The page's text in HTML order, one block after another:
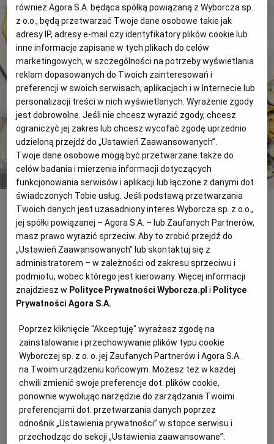
WAŁBRZYCH
WARSZAWA
WROCŁAW
ZAKOPANE
ZIELONA GÓRA
Fot. UliU/iStock
Alle Vongole
Sos z małżami vongole (ang. clam) na bazie białego
wina i oliwy oraz ziół. Można wykorzystać inne
ulubione małże. Podaje się najczęściej dospaghetti,
też dotagliatelle lub linguine.
Składniki
120 ml oliwy
5 ząbków czosnku
garść natki pietruszki
1/4 czerwonej papryczki chilli
2 kg oczyszczonych małży (np. vongole, coque, venus)
60 ml wytrawnego białego wina
120 ml bulionu rybnego
sól
również Agora S.A. będąca spółką powiązaną z Wyborcza sp.
z o.o., będą przetwarzać Twoje dane osobowe takie jak
adresy IP, adresy e-mail czy identyfikatory plików cookie lub
inne informacje zapisane w tych plikach do celów
marketingowych, w szczególności na potrzeby wyświetlania
reklam dopasowanych do Twoich zainteresowań i
preferencji w swoich serwisach, aplikacjach i w Internecie lub
personalizacji treści w nich wyświetlanych. Wyrażenie zgody
jest dobrowolne. Jeśli nie chcesz wyrazić zgody, chcesz
ograniczyć jej zakres lub chcesz wycofać zgodę uprzednio
udzieloną przejdź do „Ustawień Zaawansowanych”.
Twoje dane osobowe mogą być przetwarzane także do
celów badania i mierzenia informacji dotyczących
funkcjonowania serwisów i aplikacji lub łączone z danymi dot.
świadczonych Tobie usług. Jeśli podstawą przetwarzania
Twoich danych jest uzasadniony interes Wyborcza sp. z o.o.,
jej spółki powiązanej – Agora S.A. – lub Zaufanych Partnerów,
masz prawo wyrazić sprzeciw. Aby to zrobić przejdź do
„Ustawień Zaawansowanych” lub skontaktuj się z
administratorem – w zależności od zakresu sprzeciwu i
podmiotu, wobec którego jest kierowany. Więcej informacji
znajdziesz w Polityce Prywatności Wyborcza.pl i Polityce
Prywatności Agora S.A.
Poprzez kliknięcie "Akceptuję" wyrażasz zgodę na
zainstalowanie i przechowywanie plików typu cookie
Wyborczej sp. z o. o. jej Zaufanych Partnerów i Agora S.A.
na Twoim urządzeniu końcowym. Możesz też w każdej
chwili zmienić swoje preferencje dot. plików cookie,
ponownie wywołując narzędzie do zarządzania Twoimi
preferencjami dot. przetwarzania danych poprzez
odnośnik „Ustawienia prywatności” w stopce serwisu i
przechodząc do sekcji „Ustawienia zaawansowane”.